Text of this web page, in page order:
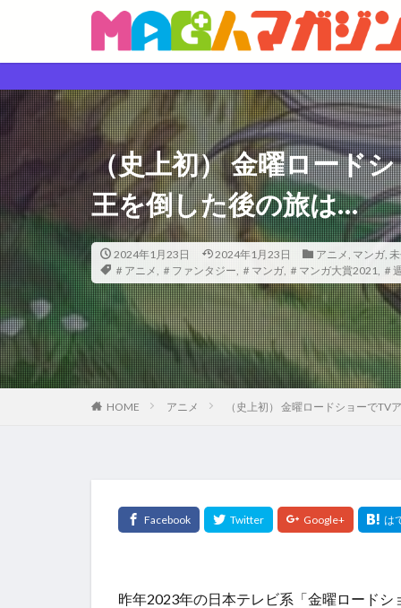
（史上初） 金曜ロード
王を倒した後の旅は…
2024年1月23日 2024年1月23日 アニメ, マンガ,
＃アニメ, ＃ファンタジー, ＃マンガ, ＃マンガ大賞2021, ＃
HOME アニメ （史上初） 金曜ロードショーで
昨年2023年の日本テレビ系「金曜ロード